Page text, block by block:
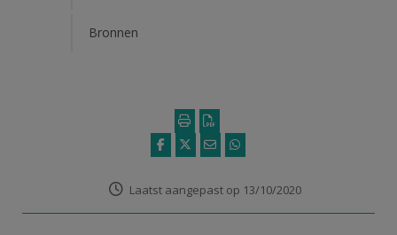
Bronnen
Laatst aangepast op 13/10/2020